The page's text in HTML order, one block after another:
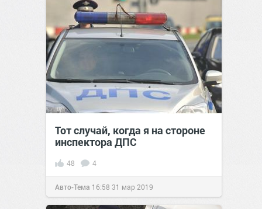
Тот случай, когда я на стороне
инспектора ДПС
48 4
Авто-Тема 16:58 31 мар 2019